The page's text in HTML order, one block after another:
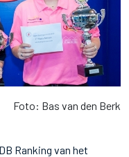
Foto: Bas van den Berk
Ranking van het